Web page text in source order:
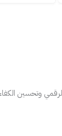
وتحسين